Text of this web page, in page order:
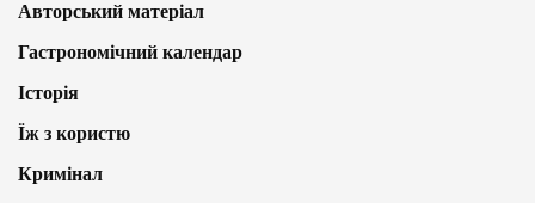
Авторський матеріал
Гастрономічний календар
Історія
Їж з користю
Кримінал